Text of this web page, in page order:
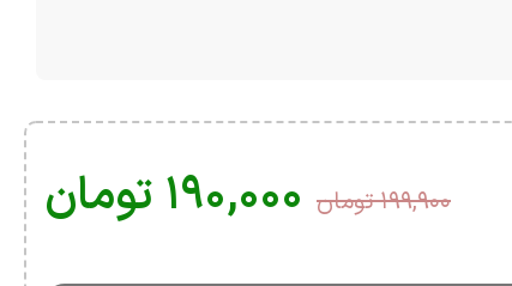
۱۹۹,۹۰۰ تومان ۱۹۰,۰۰۰ تومان